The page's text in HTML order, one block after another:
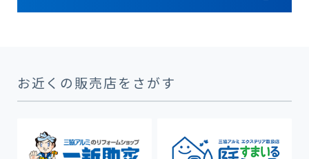
お近くの販売店をさがす